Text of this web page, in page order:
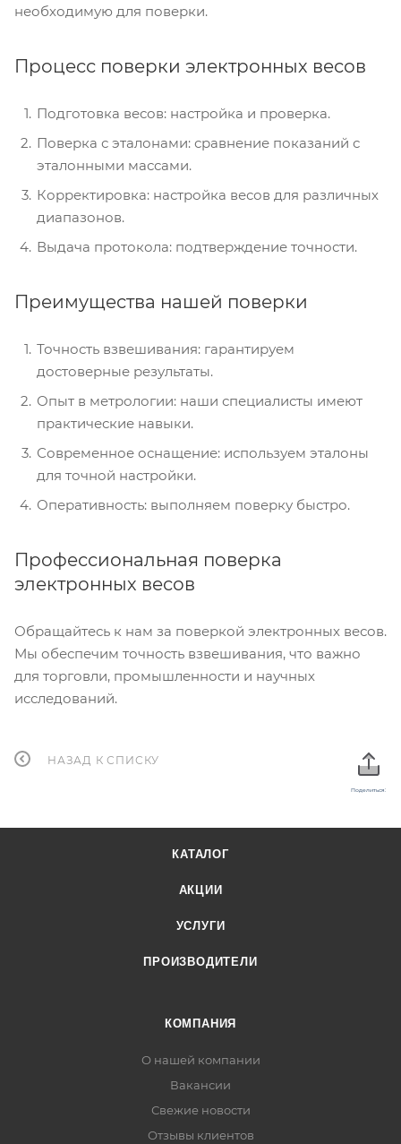
необходимую для поверки.
Процесс поверки электронных весов
Подготовка весов: настройка и проверка.
Поверка с эталонами: сравнение показаний с
эталонными массами.
Корректировка: настройка весов для различных
диапазонов.
Выдача протокола: подтверждение точности.
Преимущества нашей поверки
Точность взвешивания: гарантируем
достоверные результаты.
Опыт в метрологии: наши специалисты имеют
практические навыки.
Современное оснащение: используем эталоны
для точной настройки.
Оперативность: выполняем поверку быстро.
Профессиональная поверка
электронных весов
Обращайтесь к нам за поверкой электронных весов.
Мы обеспечим точность взвешивания, что важно
для торговли, промышленности и научных
исследований.
НАЗАД К СПИСКУ
Поделиться:
КАТАЛОГ
АКЦИИ
УСЛУГИ
ПРОИЗВОДИТЕЛИ
КОМПАНИЯ
О нашей компании
Вакансии
Свежие новости
Отзывы клиентов